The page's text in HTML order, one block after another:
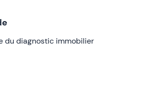
du diagnostic immobilier